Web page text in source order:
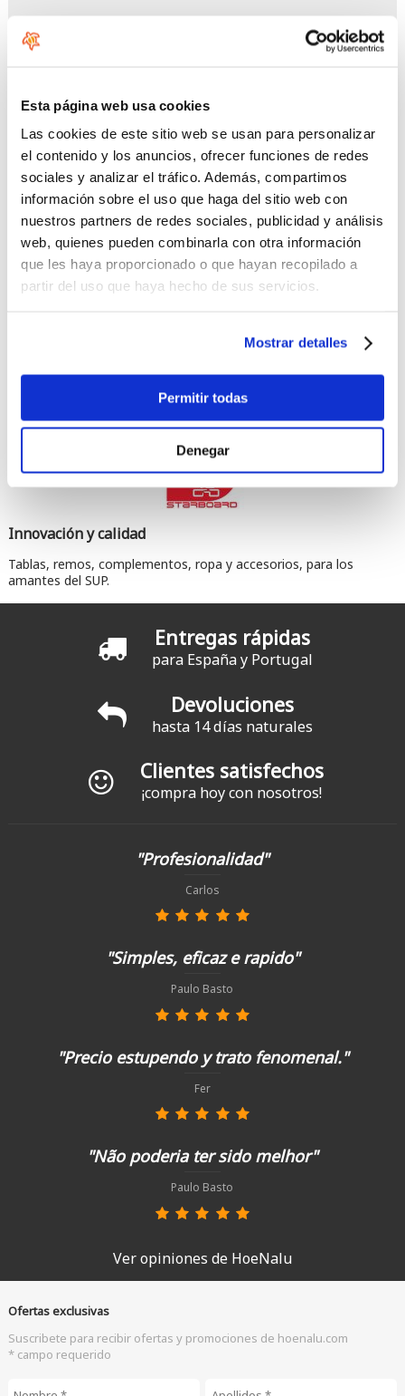
Esta página web usa cookies
Las cookies de este sitio web se usan para personalizar
el contenido y los anuncios, ofrecer funciones de redes
sociales y analizar el tráfico. Además, compartimos
información sobre el uso que haga del sitio web con
nuestros partners de redes sociales, publicidad y análisis
web, quienes pueden combinarla con otra información
que les haya proporcionado o que hayan recopilado a
partir del uso que haya hecho de sus servicios.
Mostrar detalles
Permitir todas
Denegar
Saltos automáticos de líneas y de párrafos.
Queremos saber que no eres un robot, por favor responde la
siguiente pregunta
Innovación y calidad
Tablas, remos, complementos, ropa y accesorios, para los
amantes del SUP.
Entregas rápidas
para España y Portugal
Devoluciones
hasta 14 días naturales
Clientes satisfechos
¡compra hoy con nosotros!
"Profesionalidad"
Carlos
"Simples, eficaz e rapido"
Paulo Basto
"Precio estupendo y trato fenomenal."
Fer
"Não poderia ter sido melhor"
Paulo Basto
Ver opiniones de HoeNalu
Ofertas exclusivas
Suscribete para recibir ofertas y promociones de hoenalu.com
* campo requerido